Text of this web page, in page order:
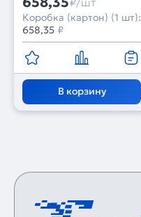
Коробка (картон) (1 шт):
658,35 ₽
В корзину